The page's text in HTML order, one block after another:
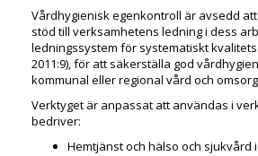
Vårdhygienisk egenkontroll är avsedd
stöd till verksamhetens ledning i dess
ledningssystem för systematiskt
2011:9), för att säkerställa god
kommunal eller regional vård och
Verktyget är anpassat att användas i
bedriver:
Hemtjänst och hälso och sjukvård